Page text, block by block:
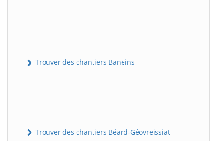
Trouver des chantiers Baneins
Trouver des chantiers Béard-Géovreissiat